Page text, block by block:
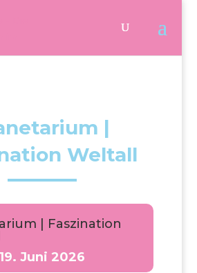
|
Weltall
| Faszination
19. Juni 2026